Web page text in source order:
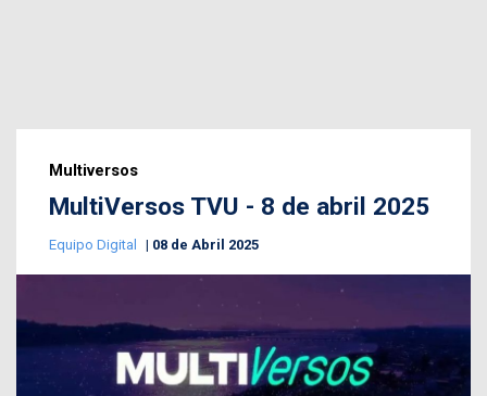
Multiversos
MultiVersos TVU - 8 de abril 2025
Equipo Digital 08 de Abril 2025